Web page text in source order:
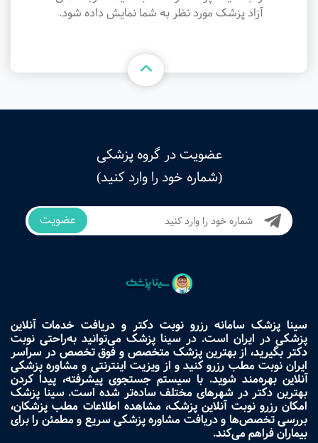
آزاد پزشک مورد نظر به شما نمایش داده شود.
عضویت در گروه پزشکی
(شماره خود را وارد کنید)
عضویت
سینا پزشک سامانه رزرو نوبت دکتر و دریافت خدمات آنلاین
پزشکی در ایران است. در سینا پزشک می‌توانید به‌راحتی نوبت
دکتر بگیرید، از بهترین پزشک متخصص و فوق تخصص در سراسر
ایران نوبت مطب رزرو کنید و از ویزیت اینترنتی و مشاوره پزشکی
آنلاین بهره‌مند شوید. با سیستم جستجوی پیشرفته، پیدا کردن
بهترین دکتر در شهرهای مختلف ساده‌تر شده است. سینا پزشک
امکان رزرو نوبت آنلاین پزشک، مشاهده اطلاعات مطب پزشکان،
بررسی تخصص‌ها و دریافت مشاوره پزشکی سریع و مطمئن را برای
بیماران فراهم می‌کند.